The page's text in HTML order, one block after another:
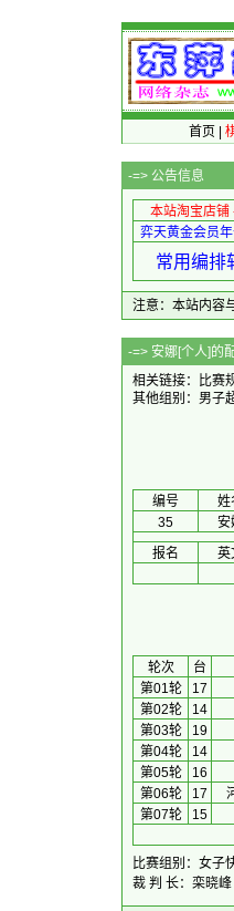
首页
-=> 公告信息
本站淘宝店铺
弈天黄金会员
常用编排
注意：本站内容
-=> 安娜[
相关链接：
比赛
其他组别： 男子
编号 姓
35
安
报名
英
轮次 台
第01轮
17
第02轮
14
第03轮
19
第04轮
14
第05轮
16
第06轮
17
第07轮
15
比赛组别：女子
裁 判 长：栾晓峰